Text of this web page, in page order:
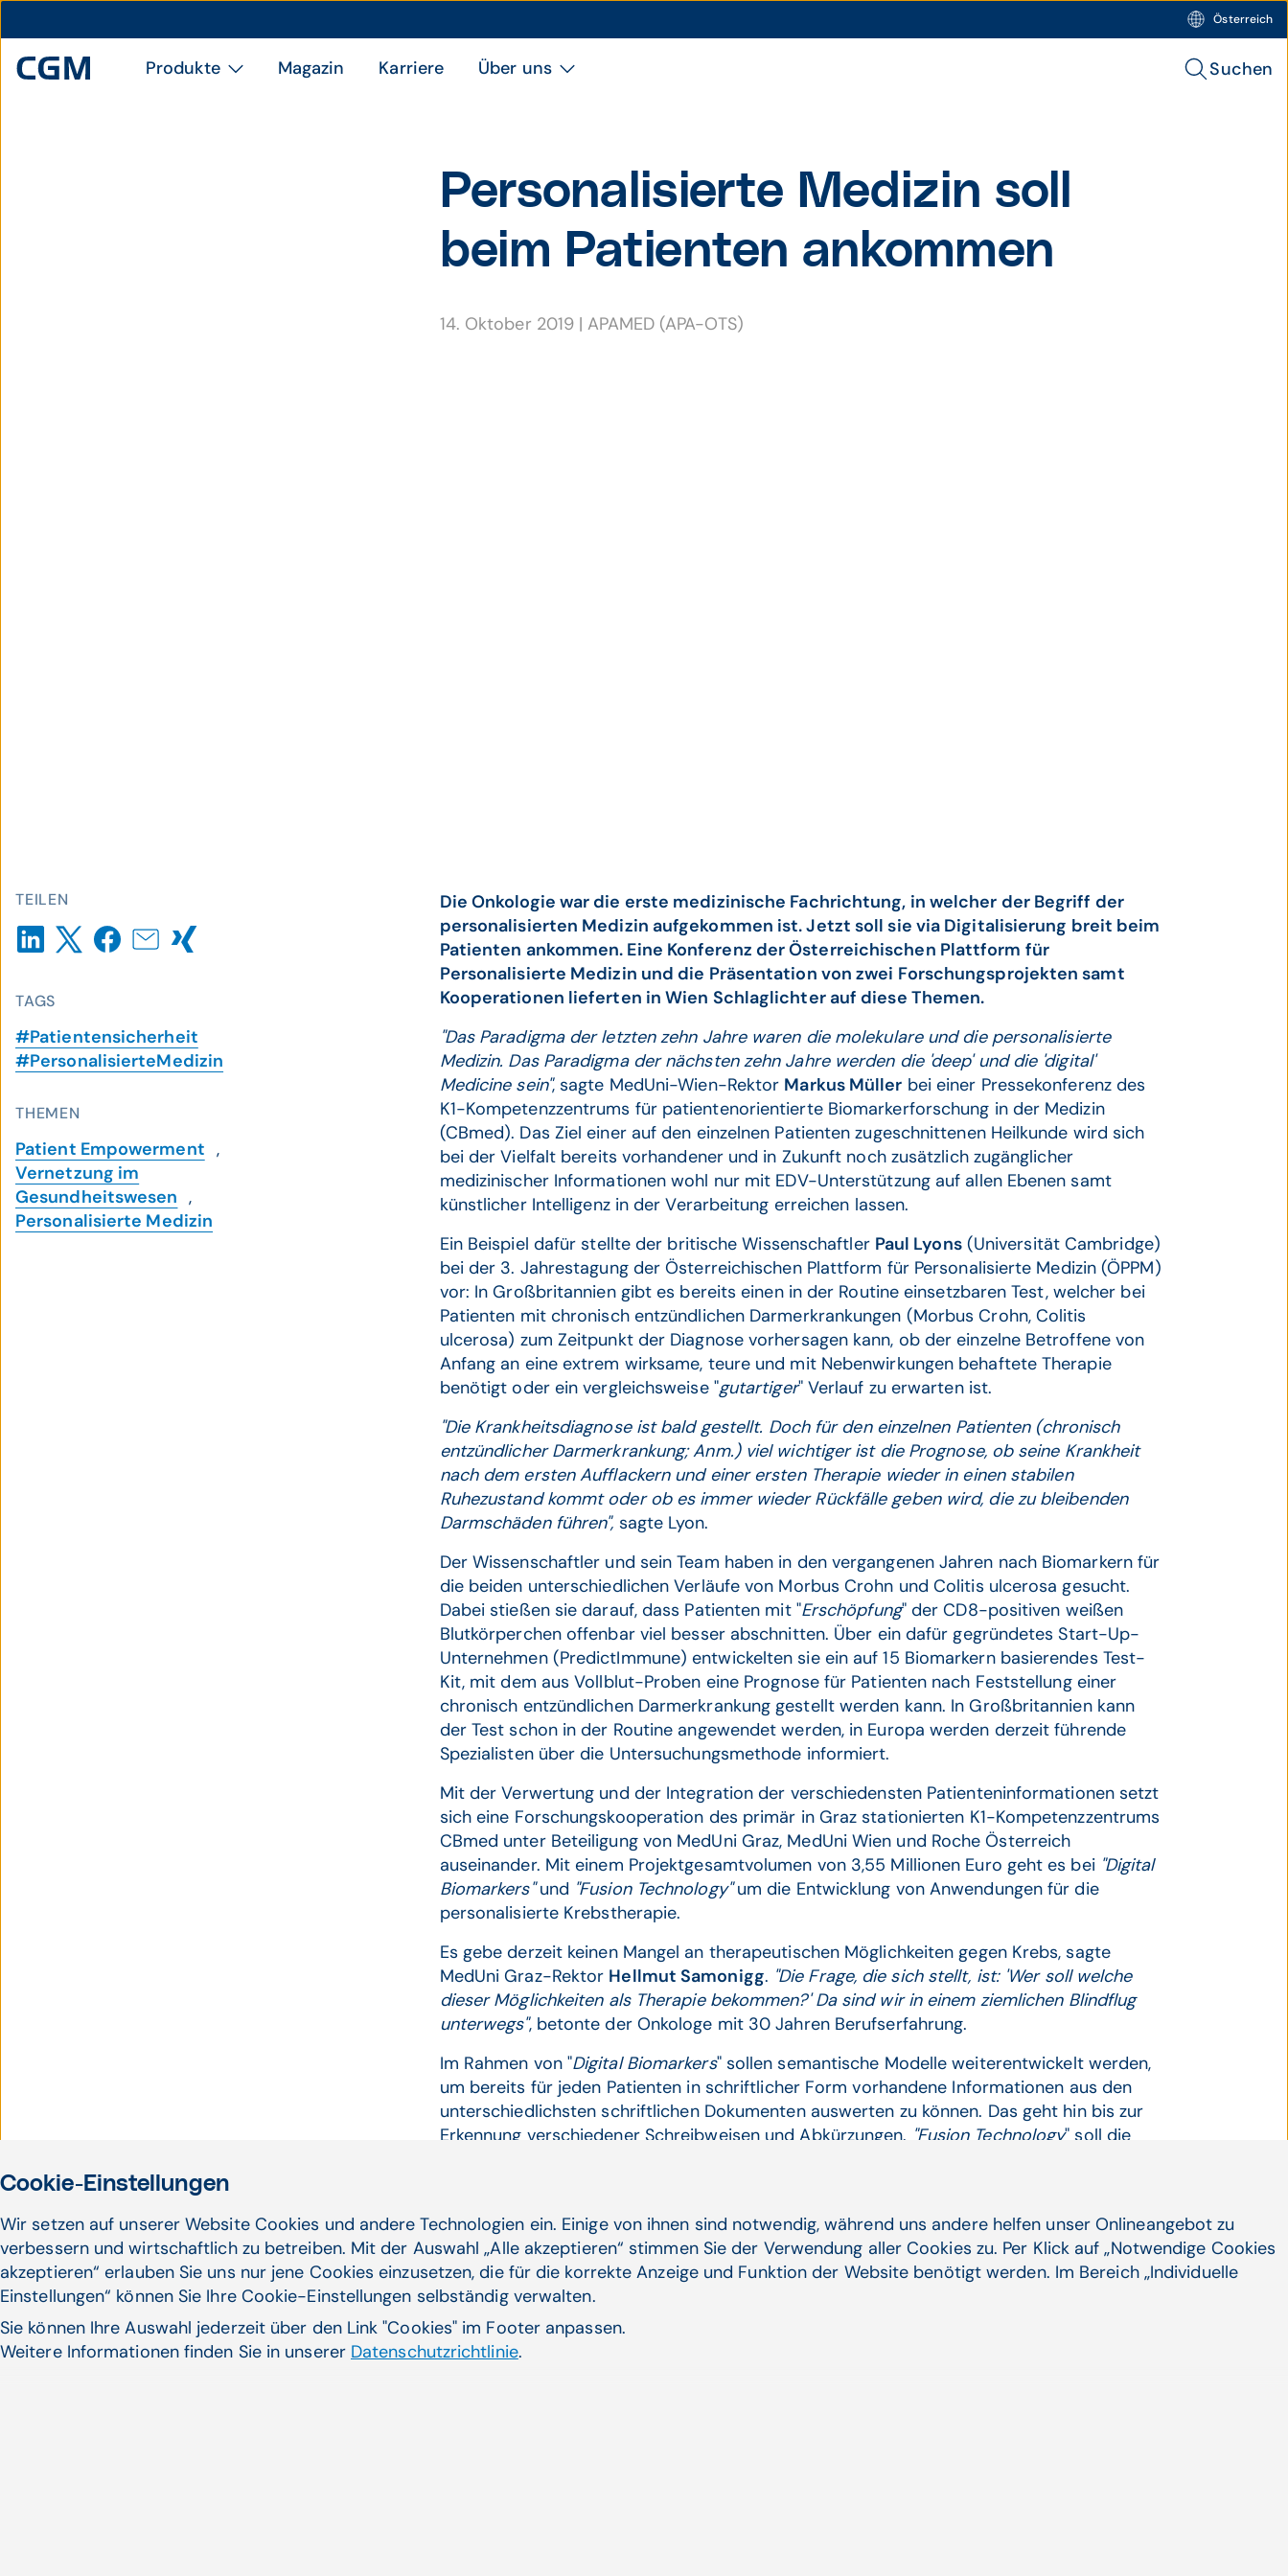
Österreich
Produkte Magazin Karriere Über uns Suchen
Personalisierte Medizin soll
beim Patienten ankommen
14. Oktober 2019 |APAMED (APA-OTS)
TEILEN
TAGS
#Patientensicherheit
#PersonalisierteMedizin
THEMEN
Patient Empowerment ,
Vernetzung im
Gesundheitswesen ,
Personalisierte Medizin
Die Onkologie war die erste medizinische Fachrichtung, in welcher der Begriff der
personalisierten Medizin aufgekommen ist. Jetzt soll sie via Digitalisierung breit beim
Patienten ankommen. Eine Konferenz der Österreichischen Plattform für
Personalisierte Medizin und die Präsentation von zwei Forschungsprojekten samt
Kooperationen lieferten in Wien Schlaglichter auf diese Themen.
"Das Paradigma der letzten zehn Jahre waren die molekulare und die personalisierte
Medizin. Das Paradigma der nächsten zehn Jahre werden die 'deep' und die 'digital'
Medicine sein", sagte MedUni-Wien-Rektor Markus Müller bei einer Pressekonferenz des
K1-Kompetenzzentrums für patientenorientierte Biomarkerforschung in der Medizin
(CBmed). Das Ziel einer auf den einzelnen Patienten zugeschnittenen Heilkunde wird sich
bei der Vielfalt bereits vorhandener und in Zukunft noch zusätzlich zugänglicher
medizinischer Informationen wohl nur mit EDV-Unterstützung auf allen Ebenen samt
künstlicher Intelligenz in der Verarbeitung erreichen lassen.
Ein Beispiel dafür stellte der britische Wissenschaftler Paul Lyons(Universität Cambridge)
bei der 3. Jahrestagung der Österreichischen Plattform für Personalisierte Medizin (ÖPPM)
vor: In Großbritannien gibt es bereits einen in der Routine einsetzbaren Test, welcher bei
Patienten mit chronisch entzündlichen Darmerkrankungen (Morbus Crohn, Colitis
ulcerosa) zum Zeitpunkt der Diagnose vorhersagen kann, ob der einzelne Betroffene von
Anfang an eine extrem wirksame, teure und mit Nebenwirkungen behaftete Therapie
benötigt oder ein vergleichsweise "gutartiger" Verlauf zu erwarten ist.
"Die Krankheitsdiagnose ist bald gestellt. Doch für den einzelnen Patienten (chronisch
entzündlicher Darmerkrankung; Anm.) viel wichtiger ist die Prognose, ob seine Krankheit
nach dem ersten Aufflackern und einer ersten Therapie wieder in einen stabilen
Ruhezustand kommt oder ob es immer wieder Rückfälle geben wird, die zu bleibenden
Darmschäden führen", sagte Lyon.
Der Wissenschaftler und sein Team haben in den vergangenen Jahren nach Biomarkern für
die beiden unterschiedlichen Verläufe von Morbus Crohn und Colitis ulcerosa gesucht.
Dabei stießen sie darauf, dass Patienten mit "Erschöpfung" der CD8-positiven weißen
Blutkörperchen offenbar viel besser abschnitten. Über ein dafür gegründetes Start-Up-
Unternehmen (PredictImmune) entwickelten sie ein auf 15 Biomarkern basierendes Test-
Kit, mit dem aus Vollblut-Proben eine Prognose für Patienten nach Feststellung einer
chronisch entzündlichen Darmerkrankung gestellt werden kann. In Großbritannien kann
der Test schon in der Routine angewendet werden, in Europa werden derzeit führende
Spezialisten über die Untersuchungsmethode informiert.
Mit der Verwertung und der Integration der verschiedensten Patienteninformationen setzt
sich eine Forschungskooperation des primär in Graz stationierten K1-Kompetenzzentrums
CBmed unter Beteiligung von MedUni Graz, MedUni Wien und Roche Österreich
auseinander. Mit einem Projektgesamtvolumen von 3,55 Millionen Euro geht es bei "Digital
Biomarkers"und "Fusion Technology"um die Entwicklung von Anwendungen für die
personalisierte Krebstherapie.
Es gebe derzeit keinen Mangel an therapeutischen Möglichkeiten gegen Krebs, sagte
MedUni Graz-Rektor Hellmut Samonigg. "Die Frage, die sich stellt, ist: 'Wer soll welche
dieser Möglichkeiten als Therapie bekommen?' Da sind wir in einem ziemlichen Blindflug
unterwegs", betonte der Onkologe mit 30 Jahren Berufserfahrung.
Im Rahmen von "Digital Biomarkers" sollen semantische Modelle weiterentwickelt werden,
um bereits für jeden Patienten in schriftlicher Form vorhandene Informationen aus den
unterschiedlichsten schriftlichen Dokumenten auswerten zu können. Das geht hin bis zur
Erkennung verschiedener Schreibweisen und Abkürzungen. "Fusion Technology" soll die
verwendet werden können.
Cookie-Einstellungen
Wir setzen auf unserer Website Cookies und andere Technologien ein. Einige von ihnen sind notwendig, während uns andere helfen unser Onlineangebot zu
verbessern und wirtschaftlich zu betreiben. Mit der Auswahl „Alle akzeptieren“ stimmen Sie der Verwendung aller Cookies zu. Per Klick auf „Notwendige Cookies
akzeptieren“ erlauben Sie uns nur jene Cookies einzusetzen, die für die korrekte Anzeige und Funktion der Website benötigt werden. Im Bereich „Individuelle
Einstellungen“ können Sie Ihre Cookie-Einstellungen selbständig verwalten.
Sie können Ihre Auswahl jederzeit über den Link "Cookies" im Footer anpassen.
Weitere Informationen finden Sie in unserer Datenschutzrichtlinie.